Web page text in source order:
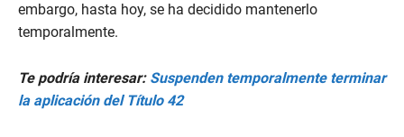
embargo, hasta hoy, se ha decidido mantenerlo
temporalmente.
Te podría interesar: Suspenden temporalmente terminar
la aplicación del Título 42